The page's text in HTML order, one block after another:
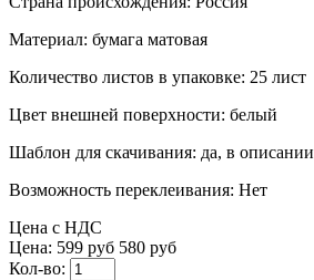
Материал: бумага матовая
Количество листов в упаковке: 25 лист
Цвет внешней поверхности: белый
Шаблон для скачивания: да, в описании
Возможность переклеивания: Нет
Цена с НДС
Цена: 599 руб 580 руб
Кол-во: